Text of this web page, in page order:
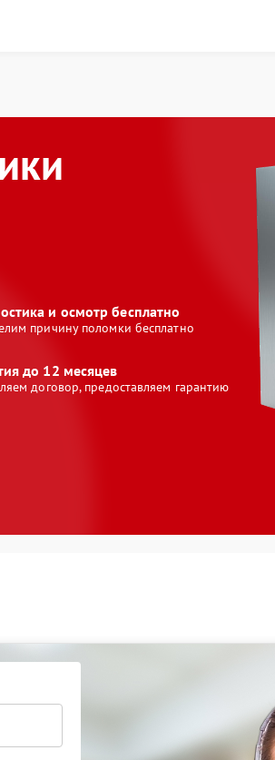
и осмотр бесплатно
причину поломки бесплатно
до 12 месяцев
договор, предоставляем гарантию